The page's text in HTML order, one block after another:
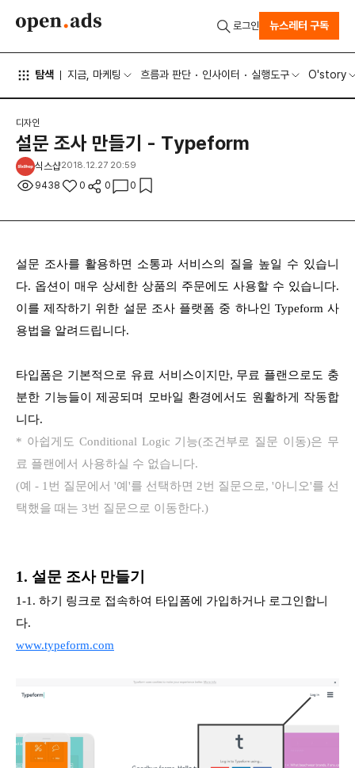
탐색 지금, 마케팅 흐름과 판단 인사이터 실행도구 O'story
로그인 뉴스레터 구독
디자인
설문 조사 만들기 - Typeform
식스샵2018.12.27 20:59
9438 0 0 0
설문 조사를 활용하면 소통과 서비스의 질을 높일 수 있습니
다. 옵션이 매우 상세한 상품의 주문에도 사용할 수 있습니다.
이를 제작하기 위한 설문 조사 플랫폼 중 하나인 Typeform 사
용법을 알려드립니다.
타입폼은 기본적으로 유료 서비스이지만, 무료 플랜으로도 충
분한 기능들이 제공되며
모바일 환경에서도 원활하게 작동합
니다.
* 아쉽게도 Conditional Logic 기능(조건부로 질문 이동)은 무
료 플랜에서 사용하실 수 없습니다.
(예 - 1번 질문에서 '예'를 선택하면 2번 질문으로, '아니오'를 선
택했을 때는 3번 질문으로 이동한다.)
1. 설문 조사 만들기
1-1. 하기 링크로 접속하여 타입폼에 가입하거나 로그인합니
다.
www.typeform.com